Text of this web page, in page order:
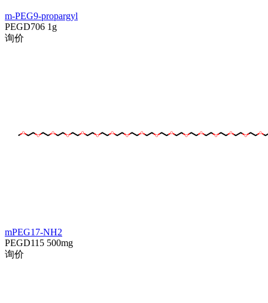
m-PEG9-propargyl
PEGD706 1g
询价
mPEG17-NH2
PEGD115 500mg
询价